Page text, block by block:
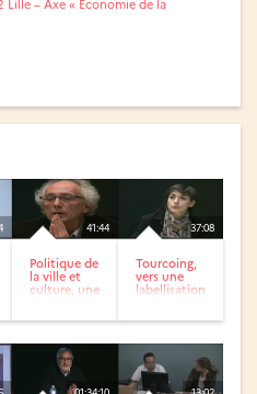
Lille – Axe « Economie de la
41:44
Politique de
la ville et
culture, une
37:08
Tourcoing,
vers une
labellisation